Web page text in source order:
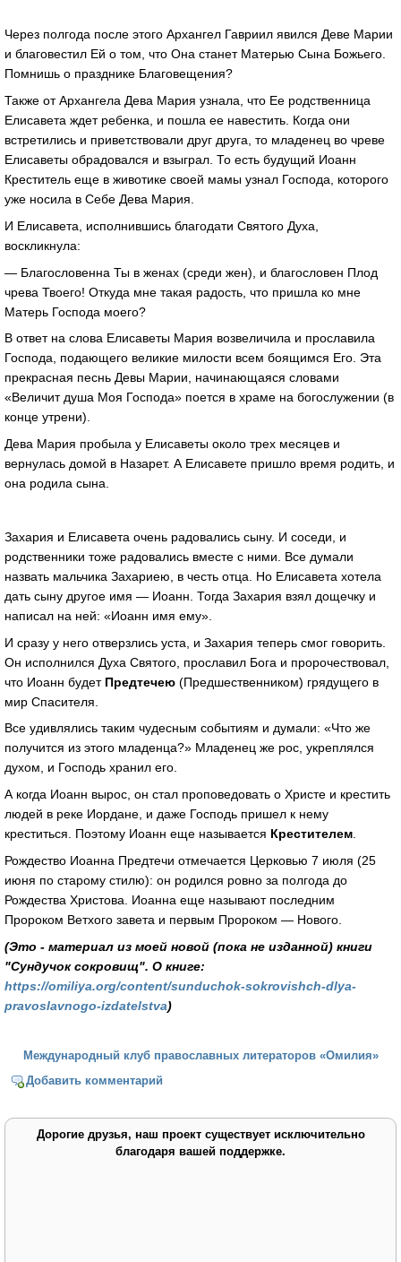
Через полгода после этого Архангел Гавриил явился Деве Марии
и благовестил Ей о том, что Она станет Матерью Сына Божьего.
Помнишь о празднике Благовещения?
Также от Архангела Дева Мария узнала, что Ее родственница
Елисавета ждет ребенка, и пошла ее навестить. Когда они
встретились и приветствовали друг друга, то младенец во чреве
Елисаветы обрадовался и взыграл. То есть будущий Иоанн
Креститель еще в животике своей мамы узнал Господа, которого
уже носила в Себе Дева Мария.
И Елисавета, исполнившись благодати Святого Духа,
воскликнула:
— Благословенна Ты в женах (среди жен), и благословен Плод
чрева Твоего! Откуда мне такая радость, что пришла ко мне
Матерь Господа моего?
В ответ на слова Елисаветы Мария возвеличила и прославила
Господа, подающего великие милости всем боящимся Его. Эта
прекрасная песнь Девы Марии, начинающаяся словами
«Величит душа Моя Господа» поется в храме на богослужении (в
конце утрени).
Дева Мария пробыла у Елисаветы около трех месяцев и
вернулась домой в Назарет. А Елисавете пришло время родить, и
она родила сына.
Захария и Елисавета очень радовались сыну. И соседи, и
родственники тоже радовались вместе с ними. Все думали
назвать мальчика Захариею, в честь отца. Но Елисавета хотела
дать сыну другое имя — Иоанн. Тогда Захария взял дощечку и
написал на ней: «Иоанн имя ему».
И сразу у него отверзлись уста, и Захария теперь смог говорить.
Он исполнился Духа Святого, прославил Бога и пророчествовал,
что Иоанн будет Предтечею (Предшественником) грядущего в
мир Спасителя.
Все удивлялись таким чудесным событиям и думали: «Что же
получится из этого младенца?» Младенец же рос, укреплялся
духом, и Господь хранил его.
А когда Иоанн вырос, он стал проповедовать о Христе и крестить
людей в реке Иордане, и даже Господь пришел к нему
креститься. Поэтому Иоанн еще называется Крестителем
Рождество Иоанна Предтечи отмечается Церковью 7 июля (25
июня по старому стилю): он родился ровно за полгода до
Рождества Христова. Иоанна еще называют последним
Пророком Ветхого завета и первым Пророком — Нового.
(Это - материал из моей новой (пока не изданной) книги
"Сундучок сокровищ". О книге:
https://omiliya.org/content/sunduchok-sokrovishch-dlya-
pravoslavnogo-izdatelstva)
Международный клуб православных литераторов «Омилия»
Добавить комментарий
Дорогие друзья, наш проект существует исключительно
благодаря вашей поддержке.